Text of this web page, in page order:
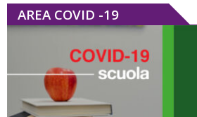
AREA COVID -19